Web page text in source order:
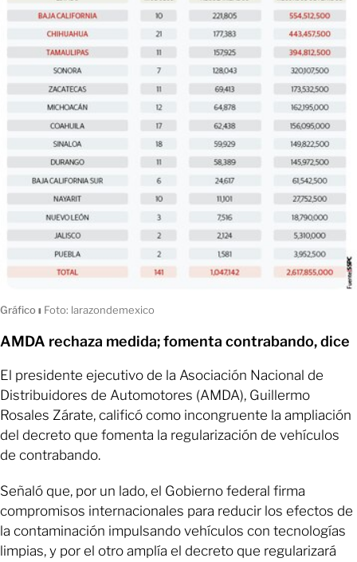
Gráficoı Foto: larazondemexico
AMDA rechaza medida; fomenta contrabando, dice
El presidente ejecutivo de la Asociación Nacional de
Distribuidores de Automotores (AMDA), Guillermo
Rosales Zárate, calificó como incongruente la ampliación
del decreto que fomenta la regularización de vehículos
de contrabando.
Señaló que, por un lado, el Gobierno federal firma
compromisos internacionales para reducir los efectos de
la contaminación impulsando vehículos con tecnologías
limpias, y por el otro amplía el decreto que regularizará